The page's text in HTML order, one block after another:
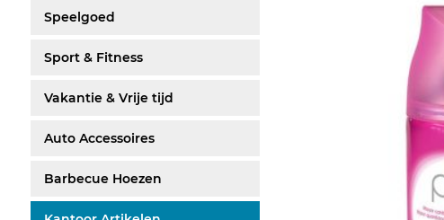
Speelgoed
Sport & Fitness
Vakantie & Vrije tijd
Auto Accessoires
Barbecue Hoezen